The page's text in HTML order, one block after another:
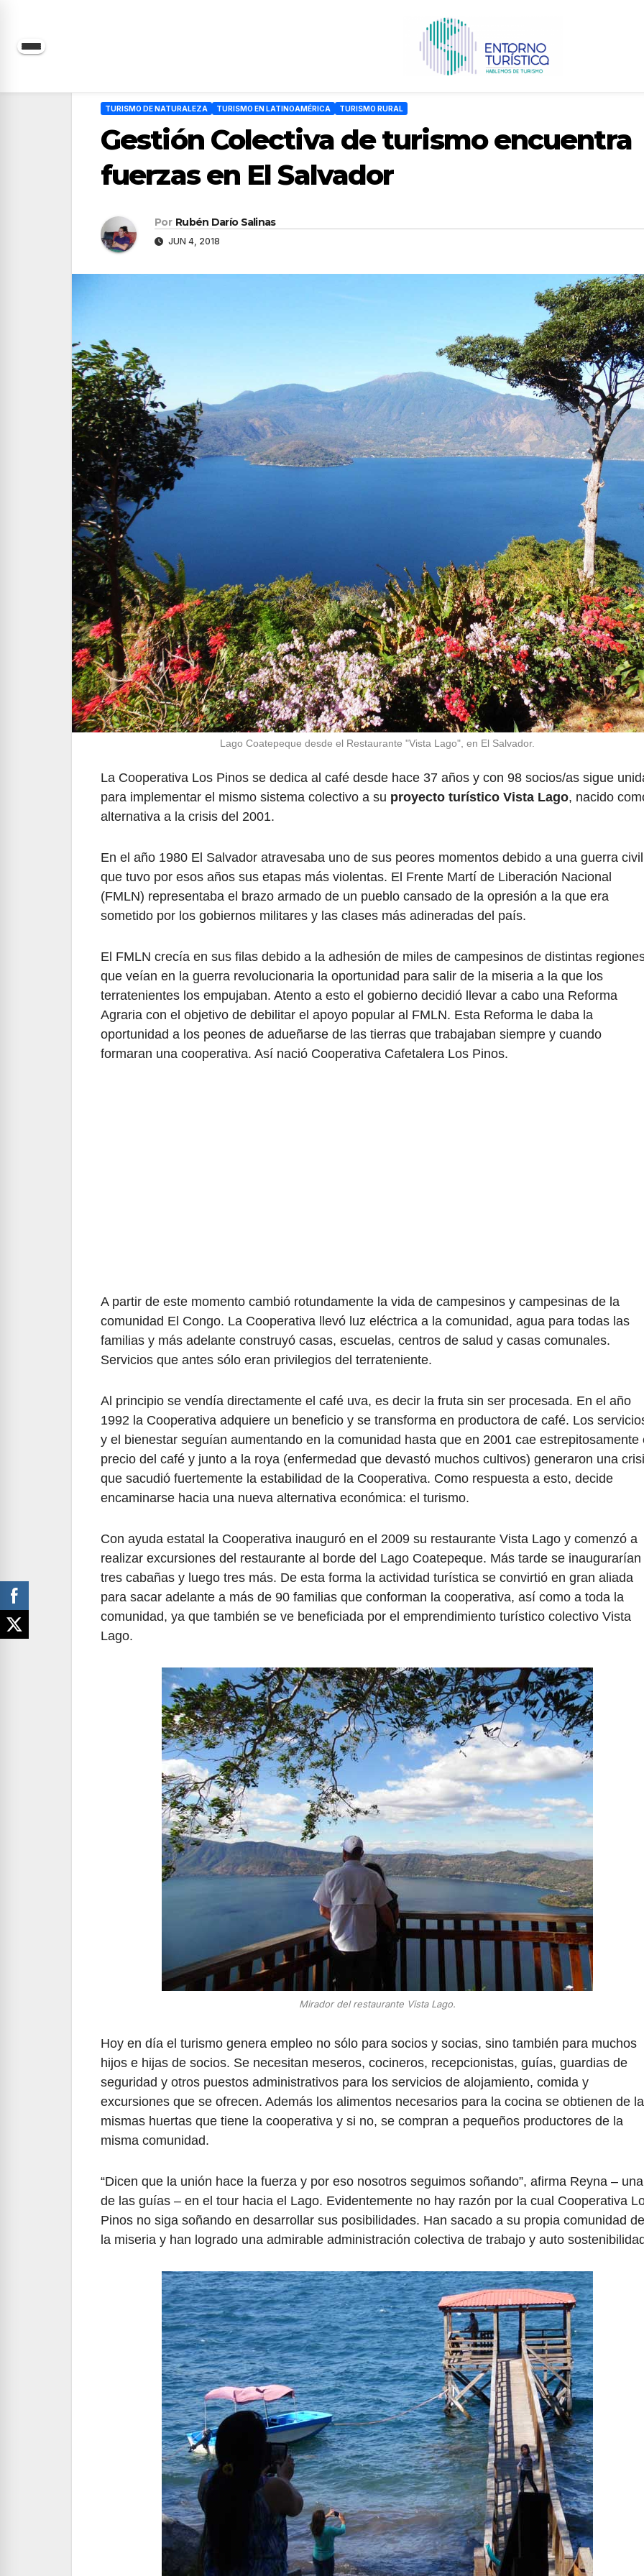
Saltar
TURISMO DE NATURALEZA TURISMO EN LATINOAMÉRICA TURISMO RURAL
Gestión Colectiva de turismo encuentra
fuerzas en El Salvador
Por Rubén Darío Salinas
JUN 4, 2018
Lago Coatepeque desde el Restaurante "Vista Lago", en El Salvador.
La Cooperativa Los Pinos se dedica al café desde hace 37 años y con 98 socios/as sigue
para implementar el mismo sistema colectivo a su proyecto turístico Vista Lago, nacido
alternativa a la crisis del 2001.
En el año 1980 El Salvador atravesaba uno de sus peores momentos debido a una guerra civil
que tuvo por esos años sus etapas más violentas. El Frente Martí de Liberación Nacional
(FMLN) representaba el brazo armado de un pueblo cansado de la opresión a la que era
sometido por los gobiernos militares y las clases más adineradas del país.
El FMLN crecía en sus filas debido a la adhesión de miles de campesinos de distintas
que veían en la guerra revolucionaria la oportunidad para salir de la miseria a la que los
terratenientes los empujaban. Atento a esto el gobierno decidió llevar a cabo una Reforma
Agraria con el objetivo de debilitar el apoyo popular al FMLN. Esta Reforma le daba la
oportunidad a los peones de adueñarse de las tierras que trabajaban siempre y cuando
formaran una cooperativa. Así nació Cooperativa Cafetalera Los Pinos.
A partir de este momento cambió rotundamente la vida de campesinos y campesinas de la
comunidad El Congo. La Cooperativa llevó luz eléctrica a la comunidad, agua para todas las
familias y más adelante construyó casas, escuelas, centros de salud y casas comunales.
Servicios que antes sólo eran privilegios del terrateniente.
Al principio se vendía directamente el café uva, es decir la fruta sin ser procesada. En el año
1992 la Cooperativa adquiere un beneficio y se transforma en productora de café. Los
y el bienestar seguían aumentando en la comunidad hasta que en 2001 cae estrepitosamente
precio del café y junto a la roya (enfermedad que devastó muchos cultivos) generaron una
que sacudió fuertemente la estabilidad de la Cooperativa. Como respuesta a esto, decide
encaminarse hacia una nueva alternativa económica: el turismo.
Con ayuda estatal la Cooperativa inauguró en el 2009 su restaurante Vista Lago y comenzó a
realizar excursiones del restaurante al borde del Lago Coatepeque. Más tarde se inaugurarían
tres cabañas y luego tres más. De esta forma la actividad turística se convirtió en gran aliada
para sacar adelante a más de 90 familias que conforman la cooperativa, así como a toda la
comunidad, ya que también se ve beneficiada por el emprendimiento turístico colectivo Vista
Lago.
Mirador del restaurante Vista Lago.
Hoy en día el turismo genera empleo no sólo para socios y socias, sino también para muchos
hijos e hijas de socios. Se necesitan meseros, cocineros, recepcionistas, guías, guardias de
seguridad y otros puestos administrativos para los servicios de alojamiento, comida y
excursiones que se ofrecen. Además los alimentos necesarios para la cocina se obtienen de
mismas huertas que tiene la cooperativa y si no, se compran a pequeños productores de la
misma comunidad.
“Dicen que la unión hace la fuerza y por eso nosotros seguimos soñando”, afirma Reyna – una
de las guías – en el tour hacia el Lago. Evidentemente no hay razón por la cual Cooperativa
Pinos no siga soñando en desarrollar sus posibilidades. Han sacado a su propia comunidad de
la miseria y han logrado una admirable administración colectiva de trabajo y auto